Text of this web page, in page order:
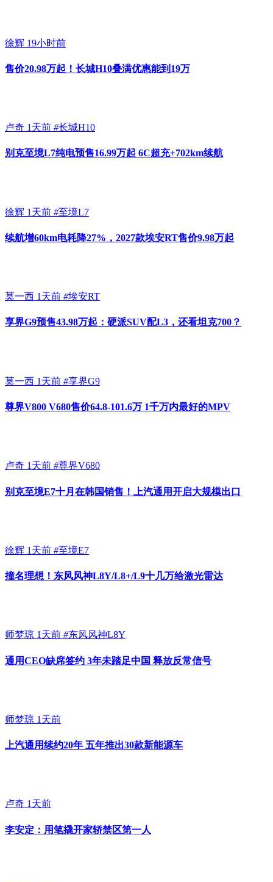
徐辉 19小时前
售价20.98万起！长城H10叠满优惠能到19万
卢奇 1天前 #长城H10
别克至境L7纯电预售16.99万起 6C超充+702km续航
徐辉 1天前 #至境L7
续航增60km电耗降27%，2027款埃安RT售价9.98万起
莫一西 1天前 #埃安RT
享界G9预售43.98万起：硬派SUV配L3，还看坦克700？
莫一西 1天前 #享界G9
尊界V800 V680售价64.8-101.6万 1千万内最好的MPV
卢奇 1天前 #尊界V680
别克至境E7十月在韩国销售！上汽通用开启大规模出口
徐辉 1天前 #至境E7
撞名理想！东风风神L8Y/L8+/L9十几万给激光雷达
师梦琼 1天前 #东风风神L8Y
通用CEO缺席签约 3年未踏足中国 释放反常信号
师梦琼 1天前
上汽通用续约20年 五年推出30款新能源车
卢奇 1天前
李安定：用笔撬开家轿禁区第一人